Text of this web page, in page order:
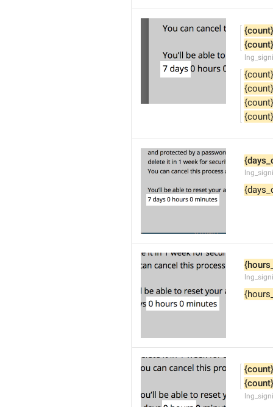
{count}
{count}
{count}
{count}
{count}
{count}
{count}
{count}